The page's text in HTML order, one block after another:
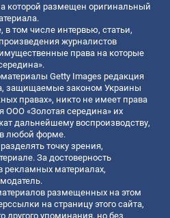
которой размещен оригинальный
в том числе интервью, статьи,
журналистов
права на которые
Getty Images редакция
защищаемые законом Украины
правах», никто не имеет права
ООО «Золотая середина» их
дальнейшему воспроизводству,
любой форме.
точку зрения,
За достоверность
материалах,
размещенных на этом
на страницу этого сайта,
другого упоминания, но без